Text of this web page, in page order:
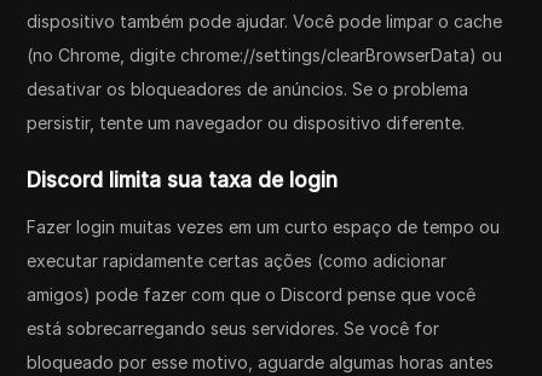
dispositivo também pode ajudar. Você pode limpar o cache
(no Chrome, digite chrome://settings/clearBrowserData) ou
desativar os bloqueadores de anúncios. Se o problema
persistir, tente um navegador ou dispositivo diferente.
Discord limita sua taxa de login
Fazer login muitas vezes em um curto espaço de tempo ou
executar rapidamente certas ações (como adicionar
amigos) pode fazer com que o Discord pense que você
está sobrecarregando seus servidores. Se você for
bloqueado por esse motivo, aguarde algumas horas antes